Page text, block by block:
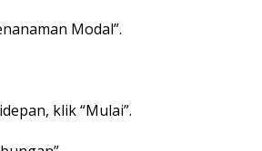
Modal”.
klik “Mulai”.